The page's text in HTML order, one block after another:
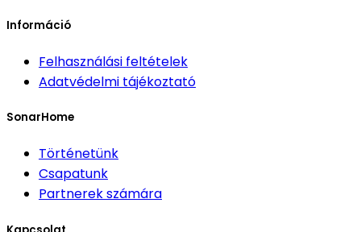
Információ
Felhasználási feltételek
Adatvédelmi tájékoztató
SonarHome
Történetünk
Csapatunk
Partnerek számára